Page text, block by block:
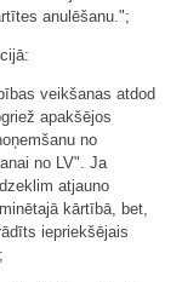
anulēšanu.";
veikšanas atdod
apakšējos
no
no LV". Ja
atjauno
kārtībā, bet,
iepriekšējais